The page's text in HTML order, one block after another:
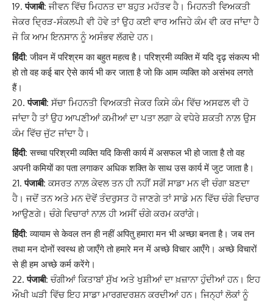
पंजाबी: ਜੀਵਨ ਵਿੱਚ ਮਿਹਨਤ ਦਾ ਬਹੁਤ ਮਹੱਤਵ ਹੈ। ਮਿਹਨਤੀ ਵਿਅਕਤੀ
ਜੇਕਰ ਦ੍ਰਿੜ-ਸੰਕਲਪੀ ਵੀ ਹੋਵੇ ਤਾਂ ਉਹ ਕਈ ਵਾਰ ਅਜਿਹੇ ਕੰਮ ਵੀ ਕਰ ਜਾਂਦਾ ਹੈ
ਜੋ ਕਿ ਆਮ ਇਨਸਾਨ ਨੂੰ ਅਸੰਭਵ ਲੱਗਦੇ ਹਨ।
हिंदी: जीवन में परिश्रम का बहुत महत्व है। परिश्रमी व्यक्ति में यदि दृढ़ संकल्प भी
हो तो वह कई बार ऐसे कार्य भी कर जाता है जो कि आम व्यक्ति को असंभव लगते
हैं।
पंजाबी: ਸੱਚਾ ਮਿਹਨਤੀ ਵਿਅਕਤੀ ਜੇਕਰ ਕਿਸੇ ਕੰਮ ਵਿੱਚ ਅਸਫਲ ਵੀ ਹੋ
ਜਾਂਦਾ ਹੈ ਤਾਂ ਉਹ ਆਪਣੀਆਂ ਕਮੀਆਂ ਦਾ ਪਤਾ ਲਗਾ ਕੇ ਵਧੇਰੇ ਸ਼ਕਤੀ ਨਾਲ਼ ਉਸ
ਕੰਮ ਵਿੱਚ ਜੁੱਟ ਜਾਂਦਾ ਹੈ।
हिंदी: सच्चा परिश्रमी व्यक्ति यदि किसी कार्य में असफल भी हो जाता है तो वह
अपनी कमियों का पता लगाकर अधिक शक्ति के साथ उस कार्य में जुट जाता है।
पंजाबी: ਕਸਰਤ ਨਾਲ਼ ਕੇਵਲ ਤਨ ਹੀ ਨਹੀਂ ਸਗੋਂ ਸਾਡਾ ਮਨ ਵੀ ਚੰਗਾ ਬਣਦਾ
ਹੈ। ਜਦੋਂ ਤਨ ਅਤੇ ਮਨ ਦੋਵੇਂ ਤੰਦਰੁਸਤ ਹੋ ਜਾਣਗੇ ਤਾਂ ਸਾਡੇ ਮਨ ਵਿੱਚ ਚੰਗੇ ਵਿਚਾਰ
ਆਉਣਗੇ। ਚੰਗੇ ਵਿਚਾਰਾਂ ਨਾਲ਼ ਹੀ ਅਸੀਂ ਚੰਗੇ ਕਰਮ ਕਰਾਂਗੇ।
हिंदी: व्यायाम से केवल तन ही नहीं अपितु हमारा मन भी अच्छा बनता है। जब तन
तथा मन दोनों स्वस्थ हो जाएँगे तो हमारे मन में अच्छे विचार आएँगे। अच्छे विचारों
से ही हम अच्छे कर्म करेंगे।
पंजाबी: ਚੰਗੀਆਂ ਕਿਤਾਬਾਂ ਸੁੱਖ ਅਤੇ ਖੁਸ਼ੀਆਂ ਦਾ ਖ਼ਜ਼ਾਨਾ ਹੁੰਦੀਆਂ ਹਨ। ਇਹ
ਔਖੀ ਘੜੀ ਵਿੱਚ ਇਹ ਸਾਡਾ ਮਾਰਗਦਰਸ਼ਨ ਕਰਦੀਆਂ ਹਨ। ਜਿਨ੍ਹਾਂ ਲੋਕਾਂ ਨੂੰ